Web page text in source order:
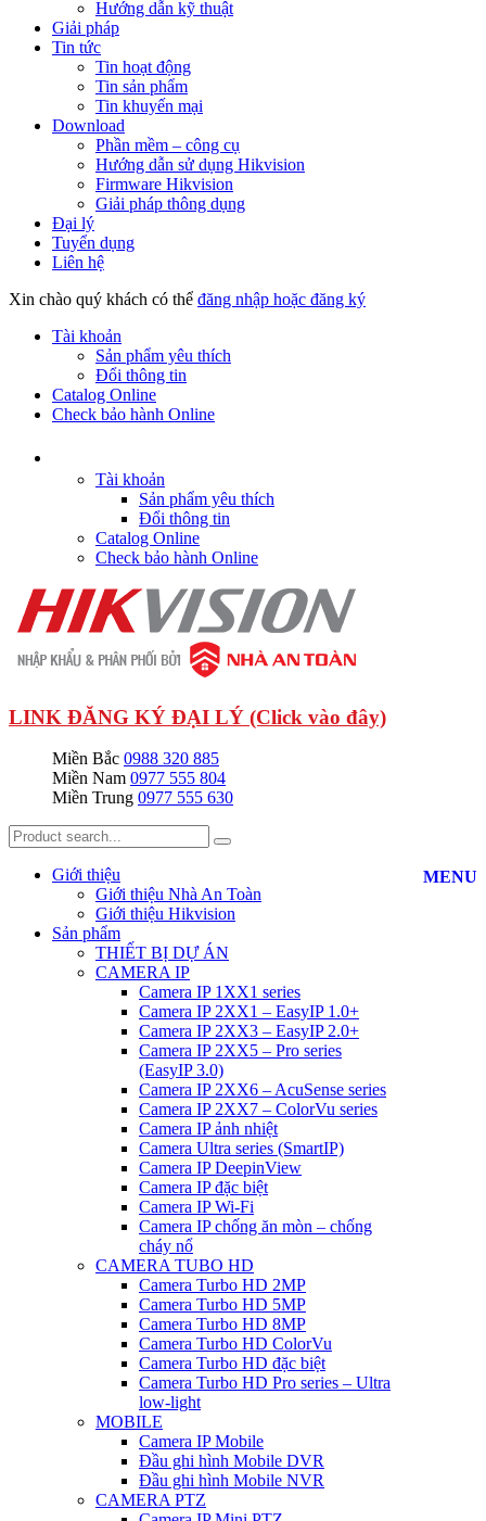
Hướng dẫn kỹ thuật
Giải pháp
Tin tức
Tin hoạt động
Tin sản phẩm
Tin khuyến mại
Download
Phần mềm – công cụ
Hướng dẫn sử dụng Hikvision
Firmware Hikvision
Giải pháp thông dụng
Đại lý
Tuyển dụng
Liên hệ
Xin chào quý khách có thể đăng nhập hoặc đăng ký
Tài khoản
Sản phẩm yêu thích
Đổi thông tin
Catalog Online
Check bảo hành Online
Tài khoản
Sản phẩm yêu thích
Đổi thông tin
Catalog Online
Check bảo hành Online
LINK ĐĂNG KÝ ĐẠI LÝ (Click vào đây)
Miền Bắc 0988 320 885
Miền Nam 0977 555 804
Miền Trung 0977 555 630
MENU
Giới thiệu
Giới thiệu Nhà An Toàn
Giới thiệu Hikvision
Sản phẩm
THIẾT BỊ DỰ ÁN
CAMERA IP
Camera IP 1XX1 series
Camera IP 2XX1 – EasyIP 1.0+
Camera IP 2XX3 – EasyIP 2.0+
Camera IP 2XX5 – Pro series
(EasyIP 3.0)
Camera IP 2XX6 – AcuSense series
Camera IP 2XX7 – ColorVu series
Camera IP ảnh nhiệt
Camera Ultra series (SmartIP)
Camera IP DeepinView
Camera IP đặc biệt
Camera IP Wi-Fi
Camera IP chống ăn mòn – chống
cháy nổ
CAMERA TUBO HD
Camera Turbo HD 2MP
Camera Turbo HD 5MP
Camera Turbo HD 8MP
Camera Turbo HD ColorVu
Camera Turbo HD đặc biệt
Camera Turbo HD Pro series – Ultra
low-light
MOBILE
Camera IP Mobile
Đầu ghi hình Mobile DVR
Đầu ghi hình Mobile NVR
CAMERA PTZ